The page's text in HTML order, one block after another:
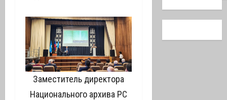
Заместитель директора
Национального архива РС